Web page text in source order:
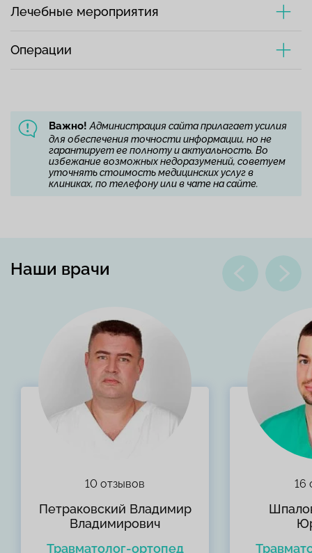
Лечебные мероприятия
Операции
Важно! Администрация сайта прилагает усилия
для обеспечения точности информации, но не
гарантирует ее полноту и актуальность. Во
избежание возможных недоразумений, советуем
уточнять стоимость медицинских услуг в
клиниках, по телефону или в чате на сайте.
Наши врачи
10 отзывов
Петраковский Владимир
Владимирович
Травматолог-ортопед
16